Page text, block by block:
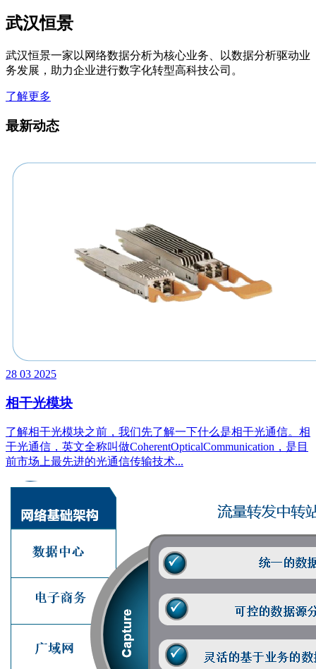
武汉恒景
武汉恒景一家以网络数据分析为核心业务、以数据分析驱动业
务发展，助力企业进行数字化转型高科技公司。
了解更多
最新动态
28 03 2025
相干光模块
了解相干光模块之前，我们先了解一下什么是相干光通信。相
干光通信，英文全称叫做CoherentOpticalCommunication，是目
前市场上最先进的光通信传输技术...